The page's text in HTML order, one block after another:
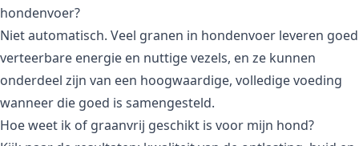
hondenvoer?
Niet automatisch. Veel granen in hondenvoer leveren goed
verteerbare energie en nuttige vezels, en ze kunnen
onderdeel zijn van een hoogwaardige, volledige voeding
wanneer die goed is samengesteld.
Hoe weet ik of graanvrij geschikt is voor mijn hond?